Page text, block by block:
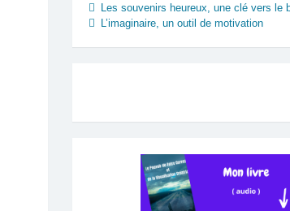
Les souvenirs heureux, une clé vers le
L’imaginaire, un outil de motivation